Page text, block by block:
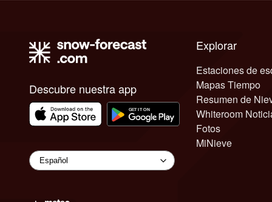
Descubre nuestra app
Explorar
Estaciones de
Mapas Tiempo
Resumen de
Whiteroom
Fotos
MiNieve